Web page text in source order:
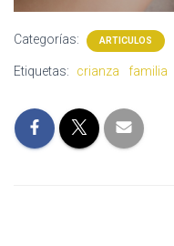
Categorías: ARTICULOS
Etiquetas: crianza familia